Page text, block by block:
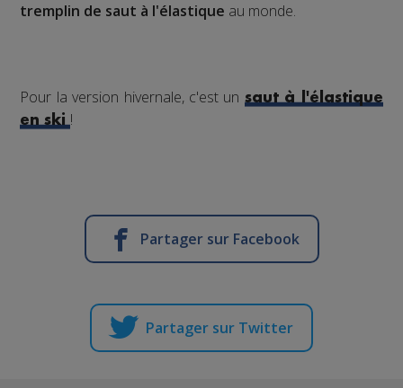
tremplin de saut à l'élastique au monde.
Pour la version hivernale, c'est un saut à l'élastique
en ski!
Partager sur Facebook
Partager sur Twitter